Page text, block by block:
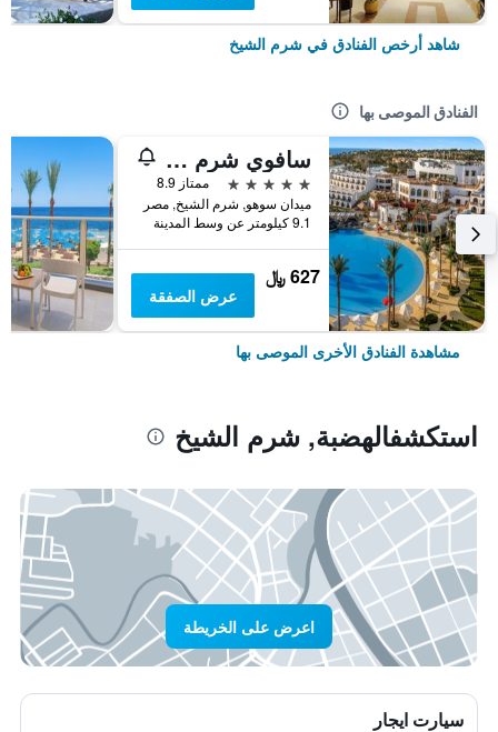
شاهد أرخص الفنادق في شرم الشيخ
الفنادق الموصى بها
سافوي شرم الشيخ
5 نجوم
ممتاز 8.9
ميدان سوهو, شرم الشيخ, مصر
9.1 كيلومتر عن وسط المدينة
627 ﷼
عرض الصفقة
مشاهدة الفنادق الأخرى الموصى بها
استكشفالهضبة, شرم الشيخ
اعرض على الخريطة
سيارت ايجار